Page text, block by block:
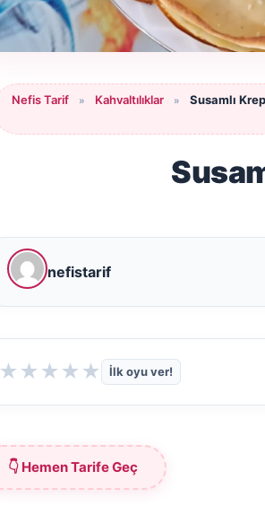
Nefis Tarif » Kahvaltılıklar » Susamlı
nefistarif
★ ★ ★ ★ ★ İlk oyu ver!
👇 Hemen Tarife Geç